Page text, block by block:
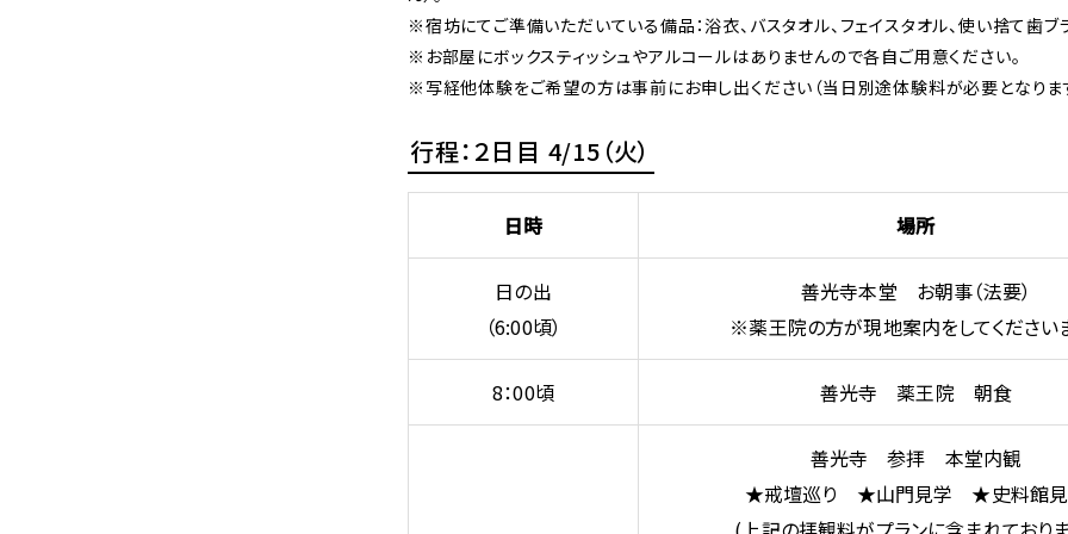
※宿坊にてご準備いただいている備品：浴衣、バスタオル、フェイスタオル、使い捨て歯ブ
※お部屋にボックスティッシュやアルコールはありませんので各自ご用意ください。
※写経他体験をご希望の方は事前にお申し出ください（当日別途体験料が必要となりま
行程：２日目 4/15（火）
日時 場所
日の出
（6:00頃）
善光寺本堂 お朝事（法要）
※薬王院の方が現地案内をしてください
8：00頃 善光寺 薬王院 朝食
善光寺 参拝 本堂内観
★戒壇巡り ★山門見学 ★史料館